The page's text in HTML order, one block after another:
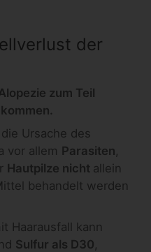
der
zum Teil
Ursache des
vor allem Parasiten,
Hautpilze nicht allein
behandelt werden
Haarausfall kann
Sulfur als D30